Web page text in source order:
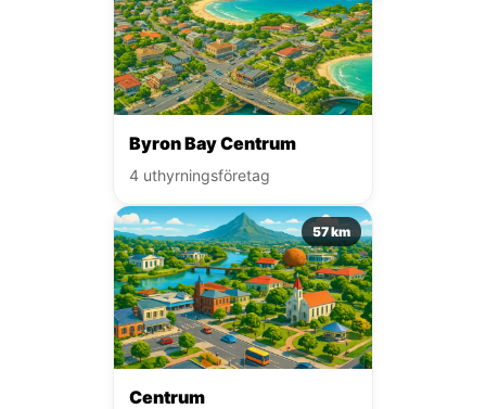
Byron Bay Centrum
4 uthyrningsföretag
57 km
Centrum